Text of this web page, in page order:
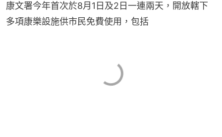
康文署今年首次於8月1日及2日一連兩天，開放轄下
多項康樂設施供市民免費使用，包括